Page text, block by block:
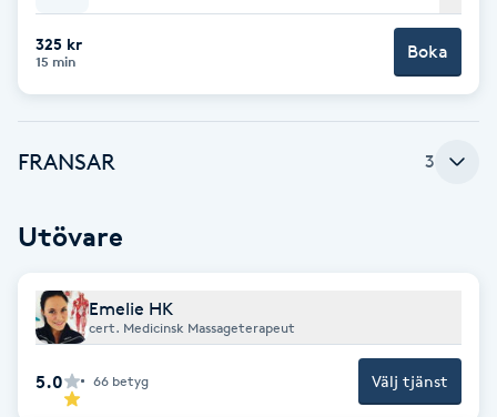
Blowout
Brynformning
Brynfärgning
Brynplockning
325 kr
15 min Boka
FRANSAR 3
Utövare
Emelie HK
cert. Medicinsk Massageterapeut
5.0 66 betyg Välj tjänst